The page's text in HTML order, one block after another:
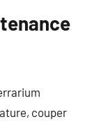
couper